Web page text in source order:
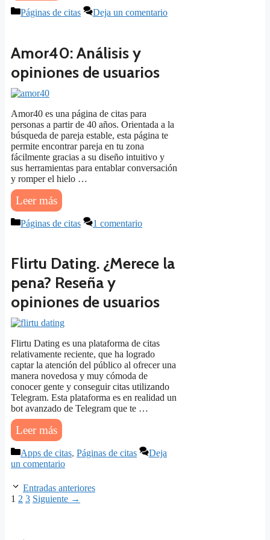
Categorías
Páginas de citas Deja un comentario
Amor40: Análisis y
opiniones de usuarios
Amor40 es una página de citas para
personas a partir de 40 años. Orientada a la
búsqueda de pareja estable, esta página te
permite encontrar pareja en tu zona
fácilmente gracias a su diseño intuitivo y
sus herramientas para entablar conversación
y romper el hielo …
Leer más
Categorías
Páginas de citas 1 comentario
Flirtu Dating. ¿Merece la
pena? Reseña y
opiniones de usuarios
Flirtu Dating es una plataforma de citas
relativamente reciente, que ha logrado
captar la atención del público al ofrecer una
manera novedosa y muy cómoda de
conocer gente y conseguir citas utilizando
Telegram. Esta plataforma es en realidad un
bot avanzado de Telegram que te …
Leer más
Categorías
Apps de citas, Páginas de citas
Deja
un comentario
Entradas anteriores
Página
1 Página
2 Página
3 Siguiente →